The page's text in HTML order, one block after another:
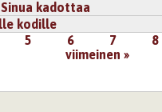
Sinua kadottaa
kodille
5 6 7 8
viimeinen »